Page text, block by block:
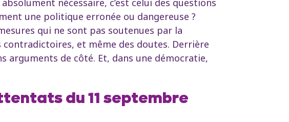
nécessaire, c’est celui des questions
une politique erronée ou dangereuse ?
qui ne sont pas soutenues par la
et même des doutes. Derrière
arguments de côté. Et, dans une démocratie,
du 11 septembre